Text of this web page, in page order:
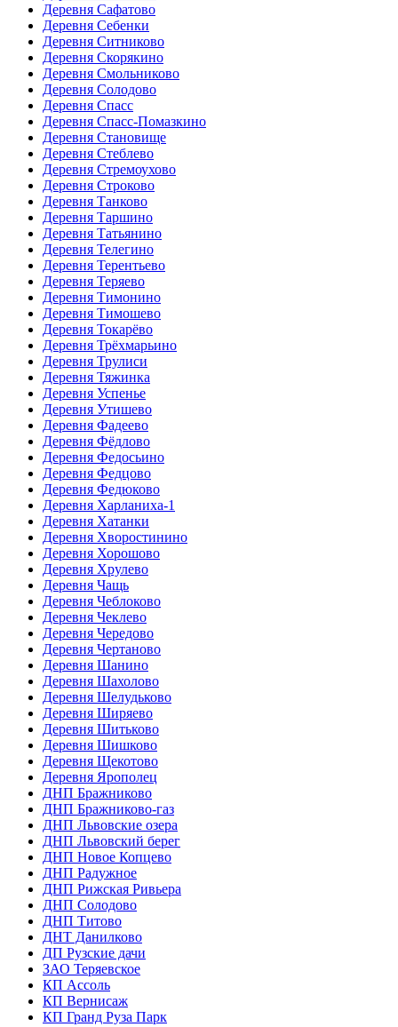
Деревня Сафатово
Деревня Себенки
Деревня Ситниково
Деревня Скорякино
Деревня Смольниково
Деревня Солодово
Деревня Спасс
Деревня Спасс-Помазкино
Деревня Становище
Деревня Стеблево
Деревня Стремоухово
Деревня Строково
Деревня Танково
Деревня Таршино
Деревня Татьянино
Деревня Телегино
Деревня Терентьево
Деревня Теряево
Деревня Тимонино
Деревня Тимошево
Деревня Токарёво
Деревня Трёхмарьино
Деревня Трулиси
Деревня Тяжинка
Деревня Успенье
Деревня Утишево
Деревня Фадеево
Деревня Фёдлово
Деревня Федосьино
Деревня Федцово
Деревня Федюково
Деревня Харланиха-1
Деревня Хатанки
Деревня Хворостинино
Деревня Хорошово
Деревня Хрулево
Деревня Чащь
Деревня Чеблоково
Деревня Чеклево
Деревня Чередово
Деревня Чертаново
Деревня Шанино
Деревня Шахолово
Деревня Шелудьково
Деревня Ширяево
Деревня Шитьково
Деревня Шишково
Деревня Щекотово
Деревня Ярополец
ДНП Бражниково
ДНП Бражниково-газ
ДНП Львовские озера
ДНП Львовский берег
ДНП Новое Копцево
ДНП Радужное
ДНП Рижская Ривьера
ДНП Солодово
ДНП Титово
ДНТ Данилково
ДП Рузские дачи
ЗАО Теряевское
КП Ассоль
КП Вернисаж
КП Гранд Руза Парк